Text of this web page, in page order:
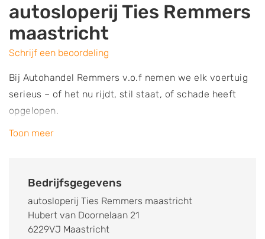
autosloperij Ties Remmers
maastricht
Schrijf een beoordeling
Bij Autohandel Remmers v.o.f nemen we elk voertuig
serieus – of het nu rijdt, stil staat, of schade heeft
opgelopen.
Wij zorgen voor een vlotte, eerlijke en transparante
Onze belangrijkste activiteiten:
♻️ Recycling en demontage van oude of defecte
voertuigen
Toon meer
Bedrijfsgegevens
autosloperij Ties Remmers maastricht
Hubert van Doornelaan 21
6229VJ Maastricht